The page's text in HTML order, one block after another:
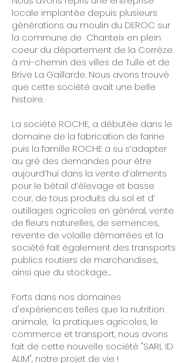
locale implantée depuis plusieurs
générations au moulin du DEROC sur
la commune de Chanteix en plein
coeur du département de la Corrèze
à mi-chemin des villes de Tulle et de
Brive La Gaillarde. Nous avons trouvé
que cette société avait une belle
histoire.
La société ROCHE, a débutée dans le
domaine de la fabrication de farine
puis la famille ROCHE a su s’adapter
au gré des demandes pour être
aujourd’hui dans la vente d’aliments
pour le bétail d’élevage et basse
cour, de tous produits du sol et d’
outillages agricoles en général, vente
de fleurs naturelles, de semences,
revente de volaille démarrées et la
société fait également des transports
publics routiers de marchandises,
ainsi que du stockage...
Forts dans nos domaines
d'expériences telles que la nutrition
animale, la pratiques agricoles, le
commerce et transport, nous avons
fait de cette nouvelle société "SARL ID
ALIM", notre projet de vie !